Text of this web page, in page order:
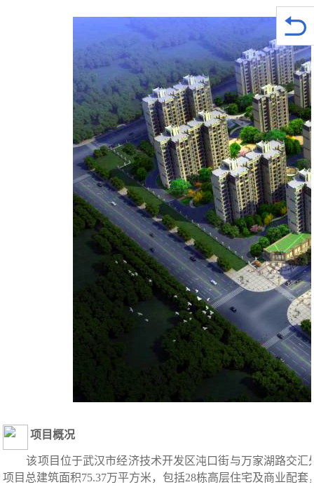
项目概况
该项目位于武汉市经济技术开发区沌口街与万家湖路交
项目总建筑面积75.37万平方米，包括28栋高层住宅及商业配